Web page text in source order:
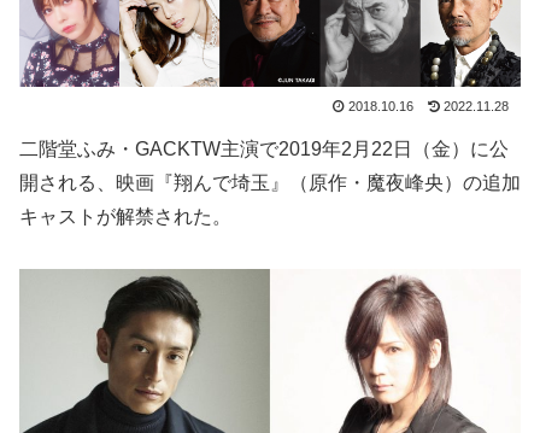
2018.10.16 2022.11.28
二階堂ふみ・GACKTW主演で2019年2月22日（金）に公
開される、映画『翔んで埼玉』（原作・魔夜峰央）の追加
キャストが解禁された。